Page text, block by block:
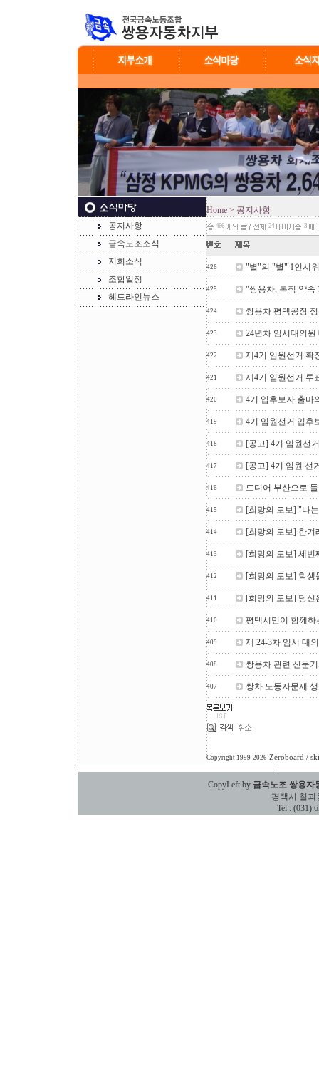
공지사항
금속노조소식
지회소식
조합일정
헤드라인뉴스
Home > 공지사항
466 24 3
426 "별"의 "별" 1인시
425 "쌍용차, 복직 약속
424 쌍용차 평택공장
423 24년차 임시대의원
422 제4기 임원선거 확
421 제4기 임원선거 투
420 4기 입후보자 출마
419 4기 임원선거 입후
418 [공고] 4기 임원선
417 [공고] 4기 임원 선
416 드디어 부산으로
415 [희망의 도보] "나
414 [희망의 도보] 한겨
413 [희망의 도보] 세번
412 [희망의 도보] 학생
411 [희망의 도보] 당신
410 평택시민이 함께하
409 제 24-3차 임시 대
408 쌍용차 관련 신문
407 쌍차 노동자문제
Copyright 1999-2026 Zeroboard /
CopyLeft by 금속노조 쌍용자
평택시 칠괴동
Tel : (031)